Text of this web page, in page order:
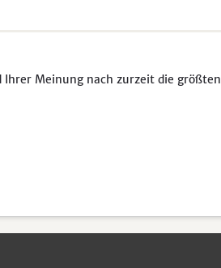
Meinung nach zurzeit die größten